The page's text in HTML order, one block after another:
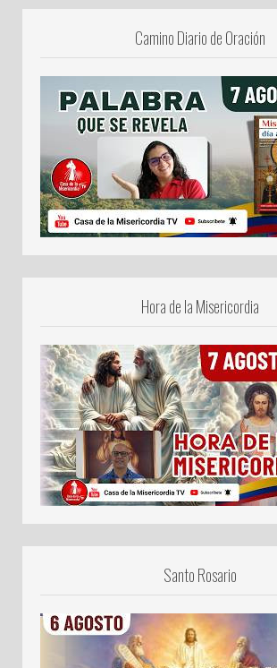
Camino Diario de Oración
Hora de la Misericordia
Santo Rosario